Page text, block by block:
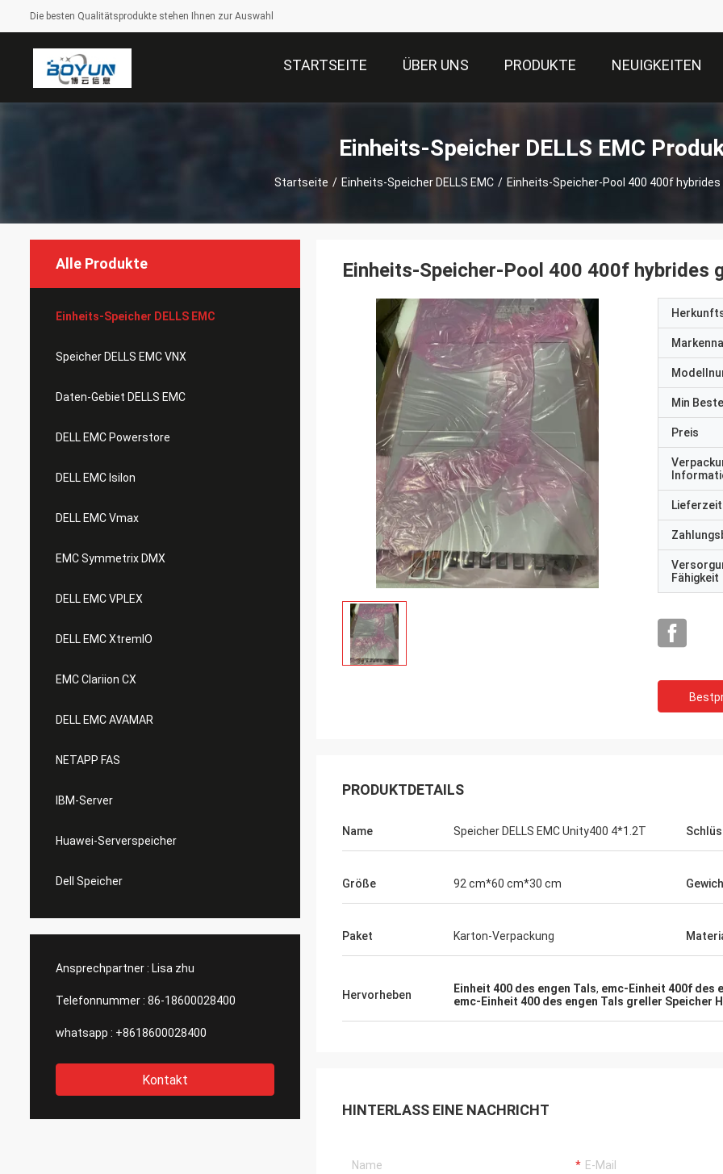
Die besten Qualitätsprodukte stehen Ihnen zur Auswahl
STARTSEITE ÜBER UNS PRODUKTE NEUIGKEITEN
Einheits-Speicher DELLS EMC
Startseite / Einheits-Speicher DELLS EMC / Einheits-Speicher-Pool 400 400f hybrides
Alle Produkte
Einheits-Speicher DELLS EMC
Speicher DELLS EMC VNX
Daten-Gebiet DELLS EMC
DELL EMC Powerstore
DELL EMC Isilon
DELL EMC Vmax
EMC Symmetrix DMX
DELL EMC VPLEX
DELL EMC XtremIO
EMC Clariion CX
DELL EMC AVAMAR
NETAPP FAS
IBM-Server
Huawei-Serverspeicher
Dell Speicher
Ansprechpartner : Lisa zhu
Telefonnummer : 86-18600028400
whatsapp : +8618600028400
Kontakt
Einheits-Speicher-Pool 400 400f hybrides
Min
Preis
Lieferzeit
Fähigkeit
PRODUKTDETAILS
Name Speicher DELLS EMC Unity400 4*1.2T
Größe 92 cm*60 cm*30 cm
Paket Karton-Verpackung
Hervorheben Einheit 400 des engen Tals, emc-Einheit 400f des
emc-Einheit 400 des engen Tals greller Speicher
HINTERLASS EINE NACHRICHT